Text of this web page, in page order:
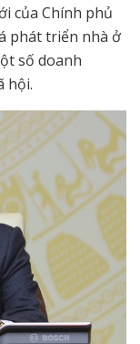
của Chính phủ
phát triển nhà ở
số doanh
hội.